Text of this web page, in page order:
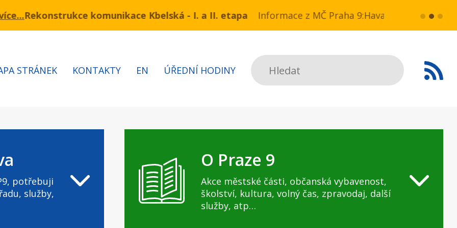
3.7 – 7.8.2026 bude probíhat obnova kabelů VN a NN v ul. Drahobejlova,
komunikace Kbelská - I. a II. etapa Informace z MČ Praha 9:Havarijní stav ulice Kbelská (úsek
více... HAVARIJNÍ
Hledat
STRÁNEK KONTAKTY EN ÚŘEDNÍ HODINY
potřebuji
služby,
O Praze 9
Akce městské části, občanská vybavenost,
školství, kultura, volný čas, zpravodaj, další
služby, atp…